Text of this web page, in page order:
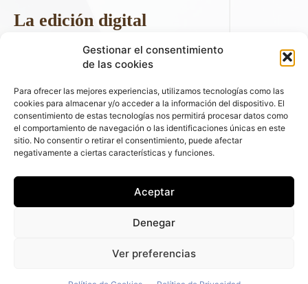
Gestionar el consentimiento
de las cookies
Para ofrecer las mejores experiencias, utilizamos tecnologías como las
cookies para almacenar y/o acceder a la información del dispositivo. El
consentimiento de estas tecnologías nos permitirá procesar datos como
el comportamiento de navegación o las identificaciones únicas en este
sitio. No consentir o retirar el consentimiento, puede afectar
negativamente a ciertas características y funciones.
Aceptar
Denegar
Ver preferencias
La edición digital
Descargar último ejemplar
ir a hemeroteca
+ Contenido en redes sociales
automóviles - C/ Fernández de la Hoz 70, 1ºB - 28003 - Madrid
fleetpeople@fleetpeople.es